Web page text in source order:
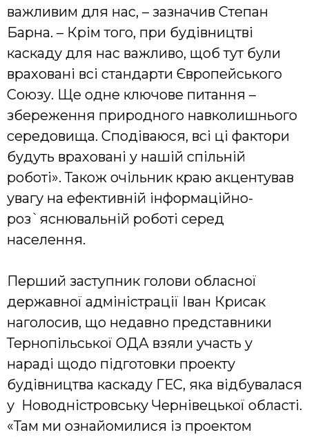
важливим для нас, – зазначив Степан
Барна. – Крім того, при будівництві
каскаду для нас важливо, щоб тут були
враховані всі стандарти Європейського
Союзу. Ще одне ключове питання –
збереження природного навколишнього
середовища. Сподіваюся, всі ці фактори
будуть враховані у нашій спільній
роботі». Також очільник краю акцентував
увагу на ефективній інформаційно-
роз`яснювальній роботі серед
населення.
Перший заступник голови обласної
державної адміністрації Іван Крисак
наголосив, що недавно представники
Тернопільської ОДА взяли участь у
нараді щодо підготовки проекту
будівництва каскаду ГЕС, яка відбувалася
у Новодністровську Чернівецької області.
«Там ми ознайомилися із проектом